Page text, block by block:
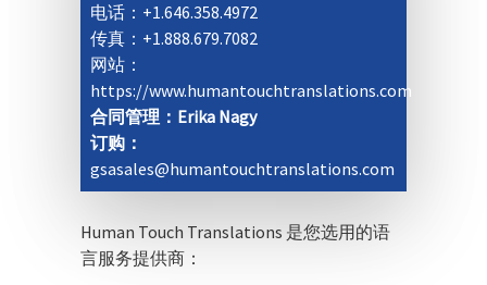
电话：+1.646.358.4972
传真：+1.888.679.7082
网站：
https://www.humantouchtranslations.com
合同管理：Erika Nagy
订购：
gsasales@humantouchtranslations.com
Human Touch Translations 是您选用的语
言服务提供商：